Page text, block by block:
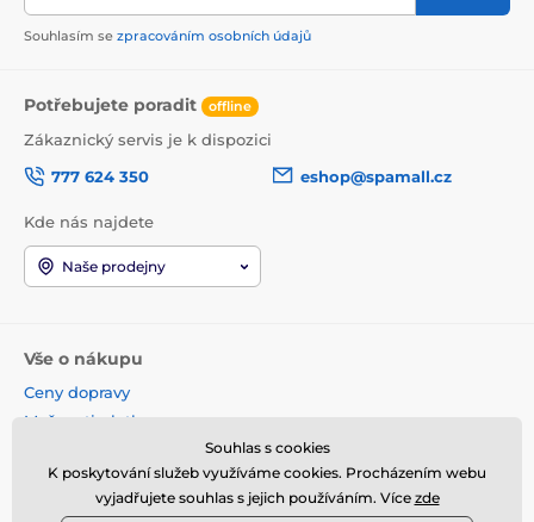
Souhlasím se zpracováním osobních údajů
Potřebujete poradit offline
Zákaznický servis je k dispozici
777 624 350
eshop@spamall.cz
Kde nás najdete
Naše prodejny
Vše o nákupu
Ceny dopravy
Možnosti platby
Reklamace a vrácení
Věrnostní program
Souhlas s cookies
K poskytování služeb využíváme cookies. Procházením webu
vyjadřujete souhlas s jejich používáním. Více zde